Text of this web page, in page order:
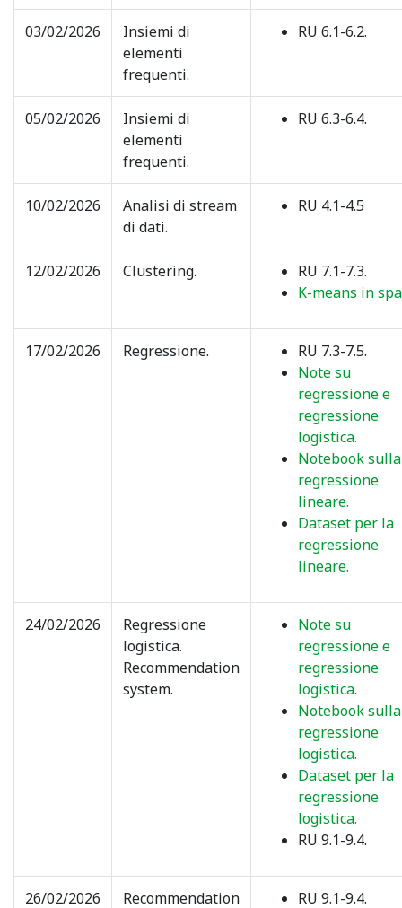
03/02/2026
Insiemi di
elementi
frequenti.
RU 6.1-6.2.
05/02/2026
Insiemi di
elementi
frequenti.
RU 6.3-6.4.
10/02/2026
Analisi di stream
di dati.
RU 4.1-4.5
12/02/2026 Clustering.
RU 7.1-7.3.
K-means in
17/02/2026 Regressione.
RU 7.3-7.5.
Note su
regressione e
regressione
logistica.
Notebook sulla
regressione
lineare.
Dataset per la
regressione
lineare.
24/02/2026
Regressione
logistica.
Recommendation
system.
Note su
regressione e
regressione
logistica.
Notebook sulla
regressione
logistica.
Dataset per la
regressione
logistica.
RU 9.1-9.4.
26/02/2026 Recommendation RU 9.1-9.4.